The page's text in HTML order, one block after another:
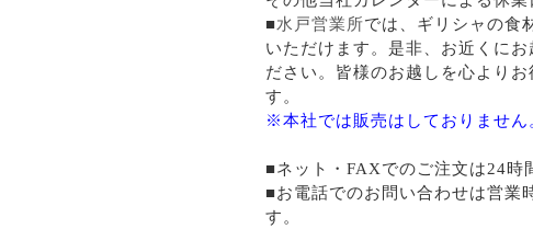
■水戸営業所では、ギリシャの食
いただけます。是非、お近くにお
ださい。皆様のお越しを心より
す。
※本社では販売はしておりません
■ネット・FAXでのご注文は24時
■お電話でのお問い合わせは営業
す。